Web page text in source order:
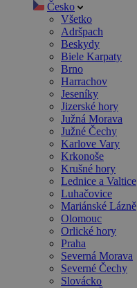
Česko
Všetko
Adršpach
Beskydy
Biele Karpaty
Brno
Harrachov
Jeseníky
Jizerské hory
Južná Morava
Južné Čechy
Karlove Vary
Krkonoše
Krušné hory
Lednice a Valtice
Luhačovice
Mariánské Lázně
Olomouc
Orlické hory
Praha
Severná Morava
Severné Čechy
Slovácko